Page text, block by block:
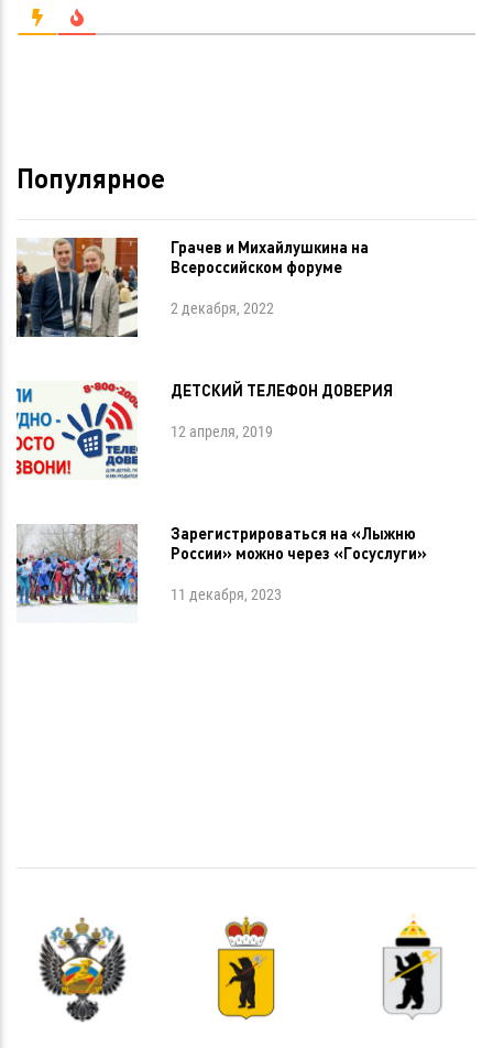
Популярное
Грачев и Михайлушкина на
Всероссийском форуме
2 декабря, 2022
ДЕТСКИЙ ТЕЛЕФОН ДОВЕРИЯ
12 апреля, 2019
Зарегистрироваться на «Лыжню
России» можно через «Госуслуги»
11 декабря, 2023